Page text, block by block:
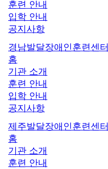
훈련 안내
입학 안내
공지사항
경남발달장애인훈련센터
홈
기관 소개
훈련 안내
입학 안내
공지사항
제주발달장애인훈련센터
홈
기관 소개
훈련 안내